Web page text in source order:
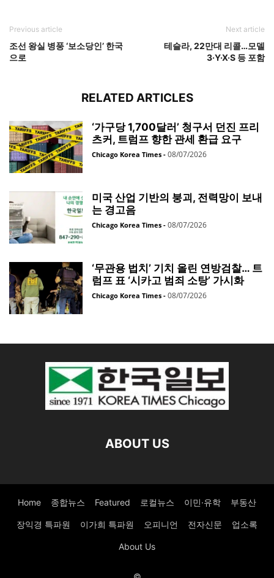
Previous article
조선 왕실 병풍 ‘보소당인’ 한국
으로
Next article
테슬라, 22만대 리콜…모델
3·Y·X·S 등 포함
RELATED ARTICLES
‘가구당 1,700달러’ 청구서 던진 프리
츠커, 트럼프 향한 관세 환급 요구
Chicago Korea Times - 08/07/2026
미국 산업 기반의 붕괴, 전력망이 보내
는 경고음
Chicago Korea Times - 08/07/2026
‘무관용 법치’ 기치 올린 연방검찰… 트
럼프 표 ‘시카고 범죄 소탕’ 가시화
Chicago Korea Times - 08/07/2026
ABOUT US
Home 종합뉴스 Featured 로컬뉴스 이민·유학 부동산
장익경 특파원 이가희 특파원 오피니언 전자신문 업소록
About Us